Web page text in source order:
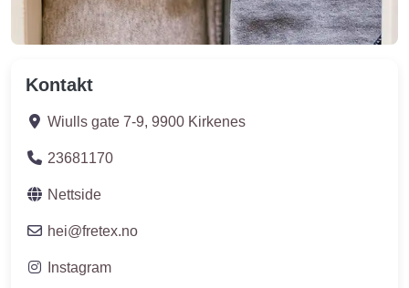
Kontakt
Wiulls gate 7-9, 9900 Kirkenes
23681170
Nettside
hei@fretex.no
Instagram